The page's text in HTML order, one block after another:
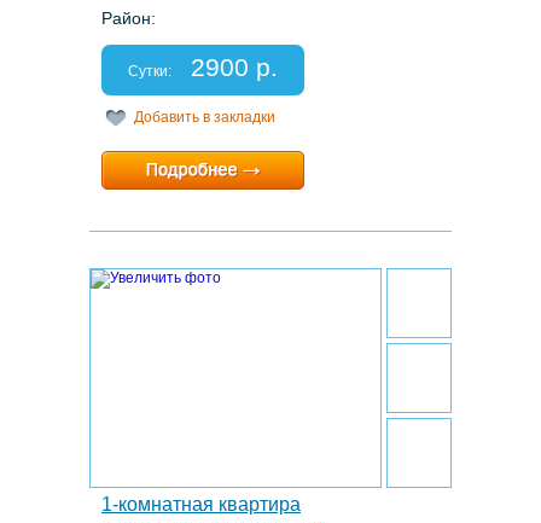
Район:
Спальных мест: 2+1
Отчетные документы: нет
Сутки: 2900 р.
Добавить в закладки
Минимальный срок:1 суток
Расчетный час:12:00
1-комнатная квартира